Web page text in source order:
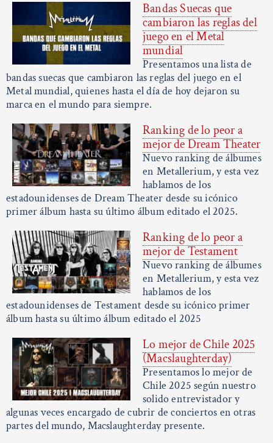
Bandas Suecas que
cambiaron las reglas del
juego en el Metal
mundial
Presentamos una lista de
bandas suecas que cambiaron las reglas del juego en el
Metal mundial, quienes hasta el día de hoy dejaron su
marca en el mundo para siempre.
Ranking de lo peor a
mejor de Dream Theater
Nuevo ranking de álbumes
en Metallerium, y esta vez
hablamos de los
estadounidenses de Dream Theater desde su icónico
primer álbum hasta su último álbum editado el 2025.
Ranking de lo peor a
mejor de Testament
Nuevo ranking de álbumes
en Metallerium, y esta vez
hablamos de los
estadounidenses de Testament desde su icónico primer
álbum hasta su último álbum editado el 2025
Lo mejor de Chile 2025
(Macslaughterday)
Presentamos lo mejor de
Chile 2025 según nuestro
solido entrevistador y
algunas veces encargado de cubrir de conciertos en otras
partes del mundo, Macslaughterday presente.